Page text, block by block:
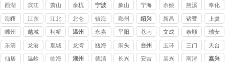
西湖 滨江 萧山 余杭 宁波 象山 宁海 余姚 慈溪 奉化
海曙 江东 江北 北仑 镇海 鄞州 绍兴 新昌 诸暨 上虞
嵊州 越城 柯桥 温州 永嘉 平阳 苍南 文成 泰顺 瑞安
乐清 龙港 鹿城 龙湾 瓯海 洞头 台州 玉环 三门 天台
仙居 温岭 临海 湖州 德清 长兴 安吉 吴兴 南浔 嘉兴